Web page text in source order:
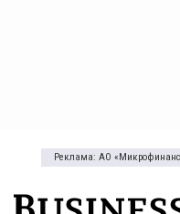
Реклама: АО